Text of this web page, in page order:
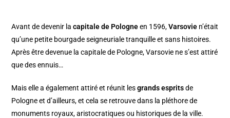
Avant de devenir lacapitale de Pologneen 1596,Varsovie n’était
qu’une petite bourgade seigneuriale tranquille et sans histoires.
Après être devenue la capitale de Pologne, Varsovie ne s’est attiré
que des ennuis…
Mais elle a également attiré et réunit lesgrands espritsde
Pologne et d’ailleurs, et cela se retrouve dans la pléthore de
monuments royaux, aristocratiques ou historiques de la ville.